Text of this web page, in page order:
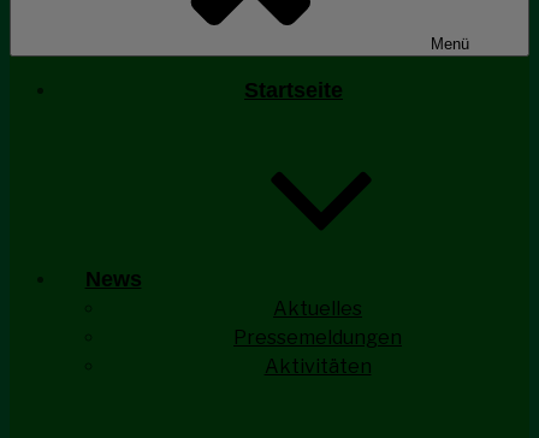
Menü
Startseite
News
Aktuelles
Pressemeldungen
Aktivitäten